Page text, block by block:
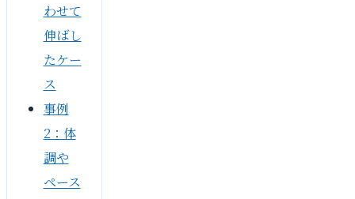
わせて
伸ばし
たケー
ス
事例
2：体
調や
ペース